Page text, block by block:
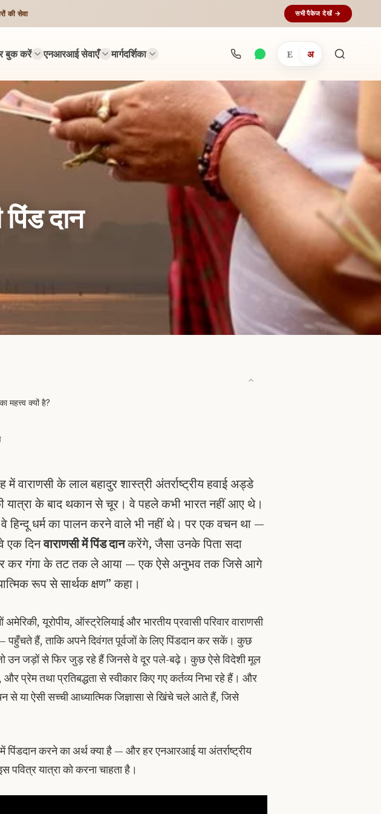
की सेवा सभी पैकेज देखें →
बुक करें एनआरआई सेवाएँ मार्गदर्शिका E अ
अनुष्ठान
खोजें...
दान
महत्त्व क्यों है?
वाराणसी के लाल बहादुर शास्त्री अंतर्राष्ट्रीय हवाई अड्डे
के बाद थकान से चूर। वे पहले कभी भारत नहीं आए थे।
हिन्दू धर्म का पालन करने वाले भी नहीं थे। पर एक वचन था —
एक दिनवाराणसी में पिंड दानकरेंगे, जैसा उनके पिता सदा
कर गंगा के तट तक ले आया — एक ऐसे अनुभव तक जिसे आगे
रूप से सार्थक क्षण” कहा।
यूरोपीय, ऑस्ट्रेलियाई और भारतीय प्रवासी परिवार वाराणसी
— पहुँचते हैं, ताकि अपने दिवंगत पूर्वजों के लिए पिंडदान कर सकें। कुछ
जो उन जड़ों से फिर जुड़ रहे हैं जिनसे वे दूर पले-बढ़े। कुछ ऐसे विदेशी मूल
और प्रेम तथा प्रतिबद्धता से स्वीकार किए गए कर्तव्य निभा रहे हैं। और
से या ऐसी सच्ची आध्यात्मिक जिज्ञासा से खिंचे चले आते हैं, जिसे
पिंडदान करने का अर्थ क्या है — और हर एनआरआई या अंतर्राष्ट्रीय
पवित्र यात्रा को करना चाहता है।